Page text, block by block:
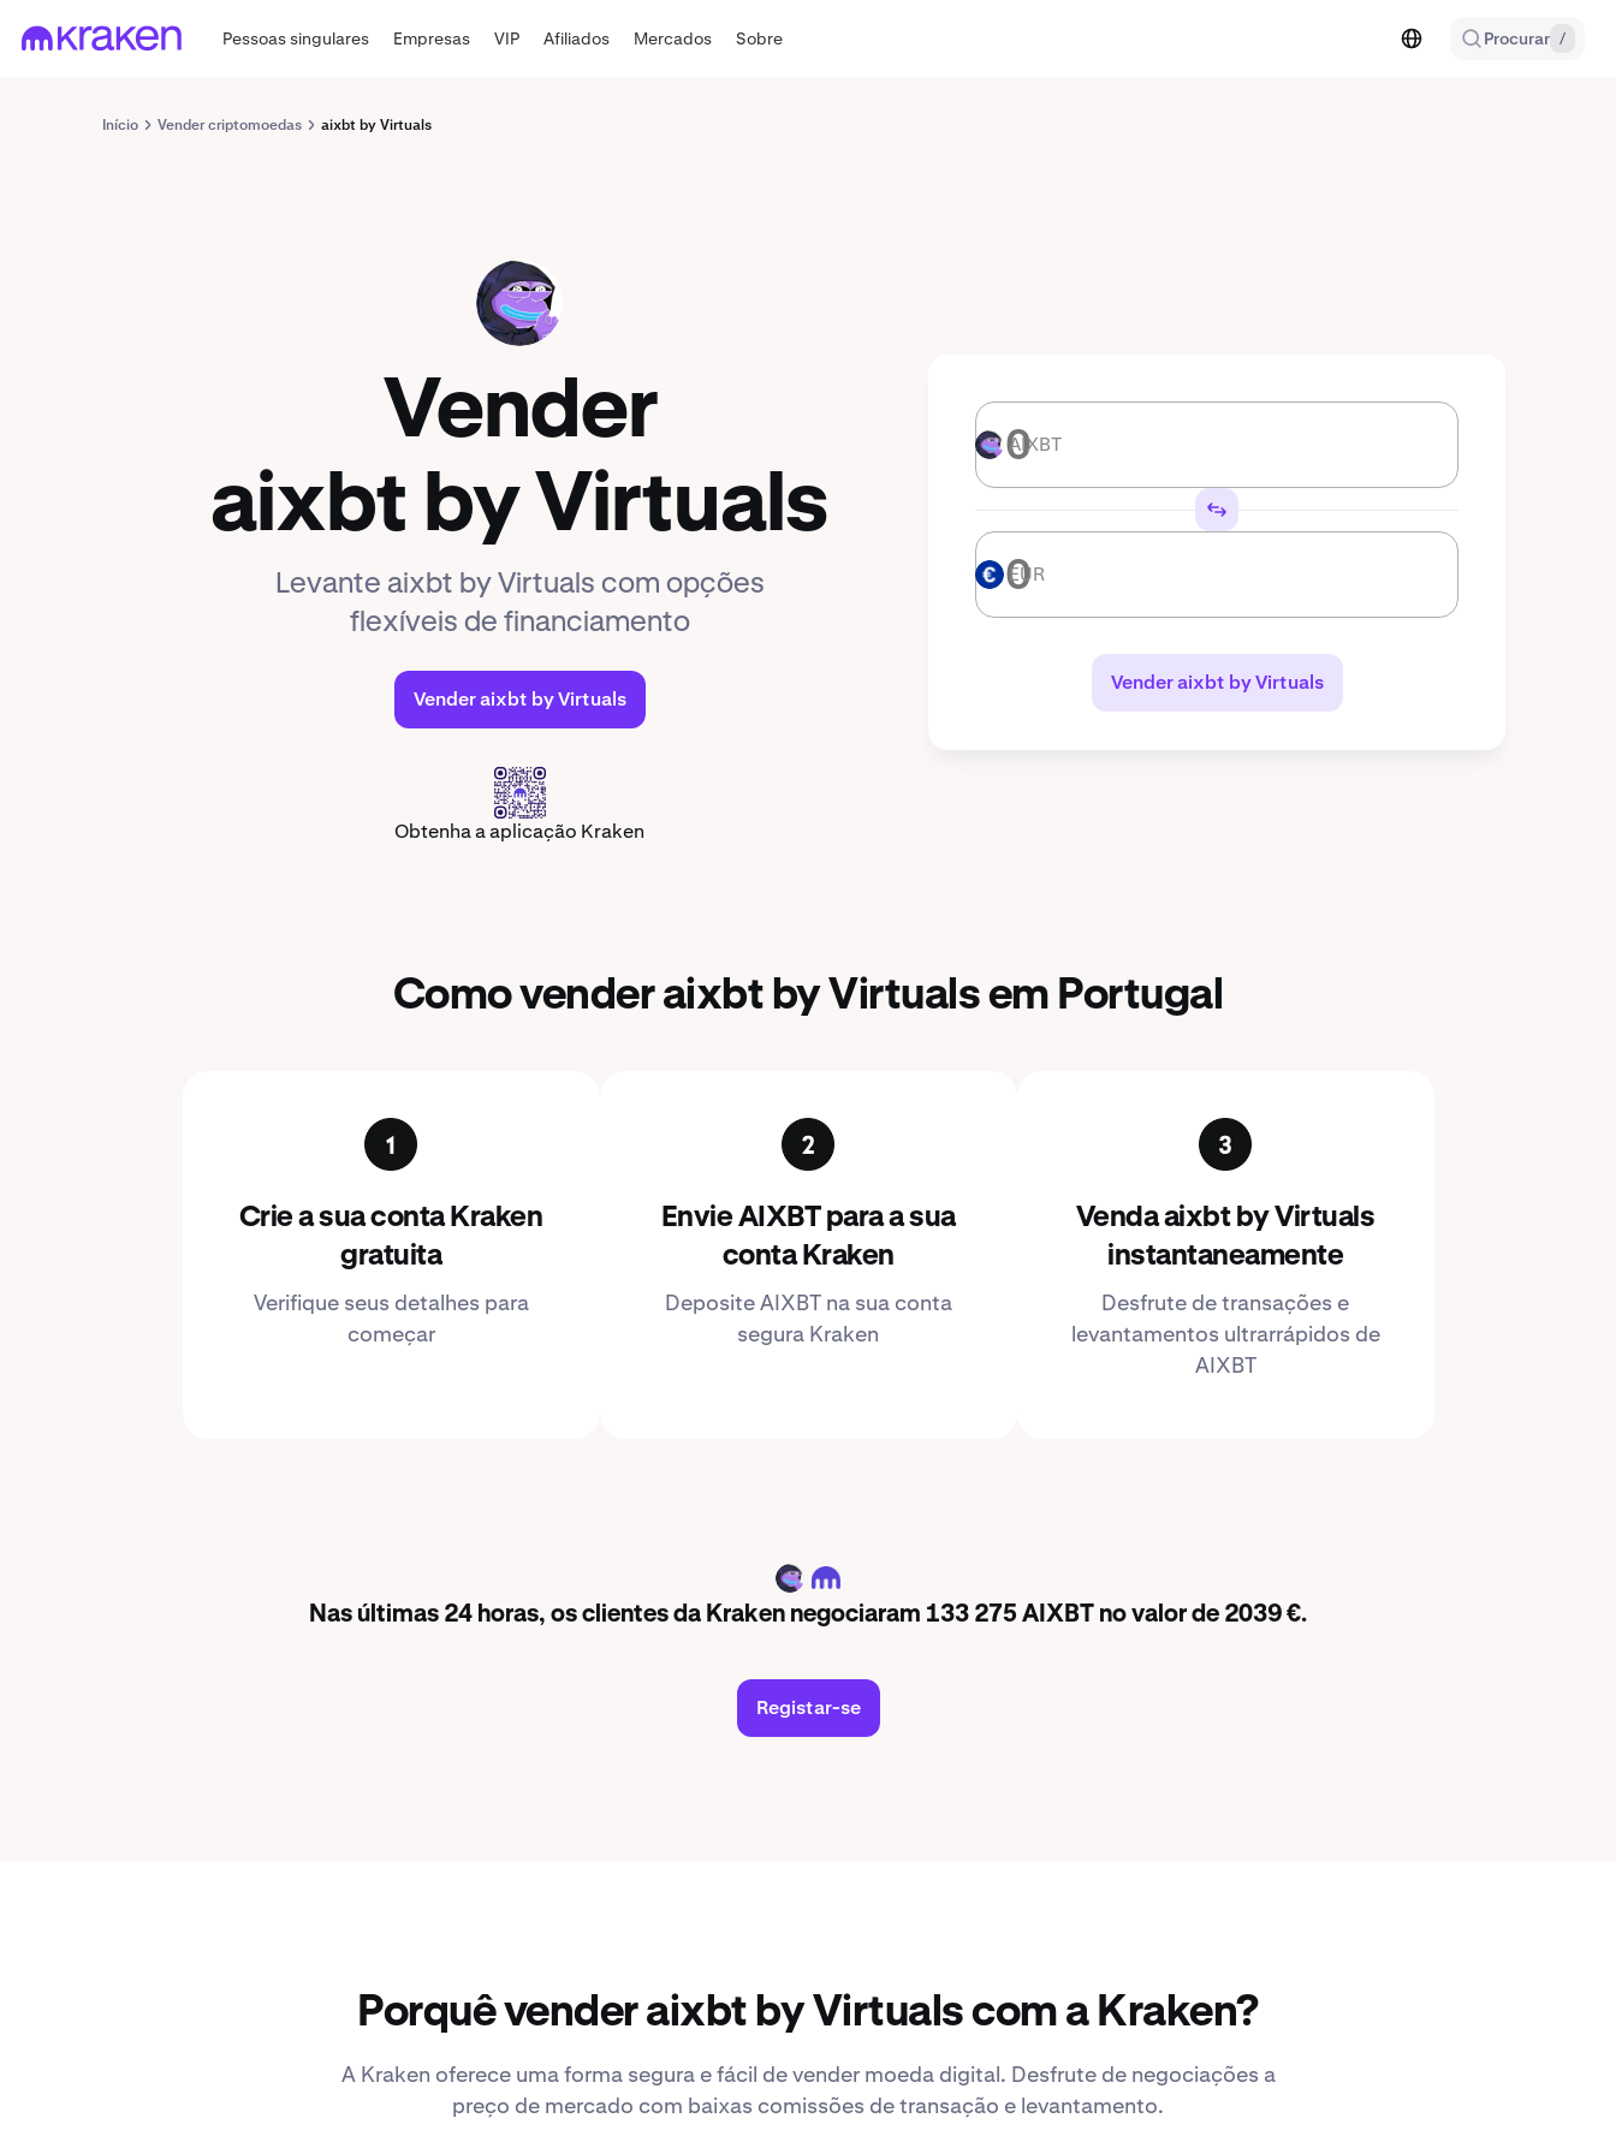
Pessoas singulares Empresas VIP Afiliados Mercados Sobre Procurar /
Início Vender criptomoedas aixbt by Virtuals
AIXBT
Vender
aixbt by Virtuals
Levante aixbt by Virtuals com opções
flexíveis de financiamento
Vender aixbt by Virtuals
Obtenha a aplicação Kraken
AIXBT AIXBT
EUR EUR
Vender aixbt by Virtuals
Como vender aixbt by Virtuals em Portugal
Crie a sua conta Kraken
gratuita
Verifique seus detalhes para
começar
Envie AIXBT para a sua
conta Kraken
Deposite AIXBT na sua conta
segura Kraken
Venda aixbt by Virtuals
instantaneamente
Desfrute de transações e
levantamentos ultrarrápidos de
AIXBT
AIXBT
Nas últimas 24 horas, os clientes da Kraken negociaram 133 275 AIXBT no valor de 2039 €.
Registar-se
Porquê vender aixbt by Virtuals com a Kraken?
A Kraken oferece uma forma segura e fácil de vender moeda digital. Desfrute de negociações a
preço de mercado com baixas comissões de transação e levantamento.